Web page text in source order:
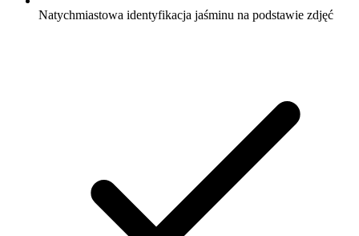
Natychmiastowa identyfikacja jaśminu na podstawie zdjęć